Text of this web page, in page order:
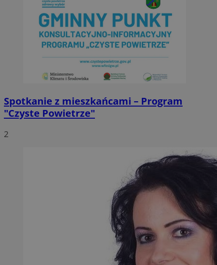
Spotkanie z mieszkańcami – Program
"Czyste Powietrze"
2